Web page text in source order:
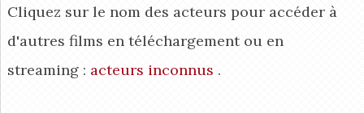
Cliquez sur le nom des acteurs pour accéder à
d'autres films en téléchargement ou en
streaming : acteurs inconnus .